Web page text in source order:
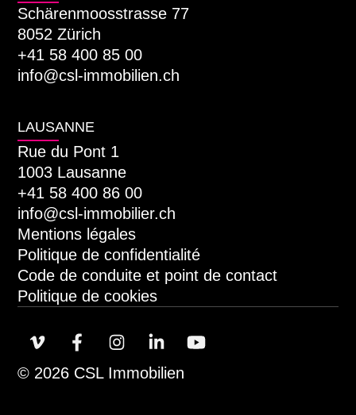
Schärenmoosstrasse 77
8052 Zürich
+41 58 400 85 00
info@csl-immobilien.ch
LAUSANNE
Rue du Pont 1
1003 Lausanne
+41 58 400 86 00
info@csl-immobilier.ch
Mentions légales
Politique de confidentialité
Code de conduite et point de contact
Politique de cookies
© 2026 CSL Immobilien